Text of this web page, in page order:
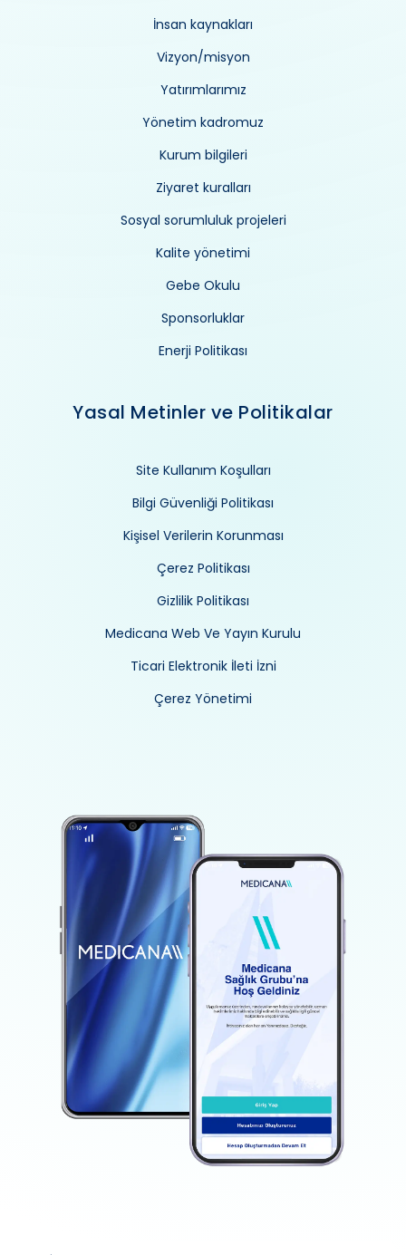
İnsan kaynakları
Vizyon/misyon
Yatırımlarımız
Yönetim kadromuz
Kurum bilgileri
Ziyaret kuralları
Sosyal sorumluluk projeleri
Kalite yönetimi
Gebe Okulu
Sponsorluklar
Enerji Politikası
Yasal Metinler ve Politikalar
Site Kullanım Koşulları
Bilgi Güvenliği Politikası
Kişisel Verilerin Korunması
Çerez Politikası
Gizlilik Politikası
Medicana Web Ve Yayın Kurulu
Ticari Elektronik İleti İzni
Çerez Yönetimi